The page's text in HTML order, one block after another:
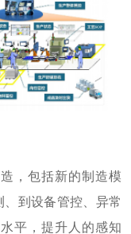
，包括新的制造模
到设备管控、异常
平，提升人的感知